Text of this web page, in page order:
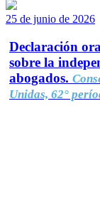
25 de junio de 2026
Declaración
sobre la
abogados.
Unidas, 62°